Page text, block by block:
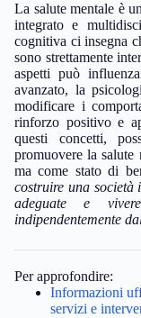
La salute mentale è
integrato e
cognitiva ci insegna
sono strettamente
aspetti può
avanzato, la
modificare i
rinforzo positivo e
questi concetti,
promuovere la salute
ma come stato di
costruire una società
adeguate e
indipendentemente
Per approfondire:
Informazioni
servizi e